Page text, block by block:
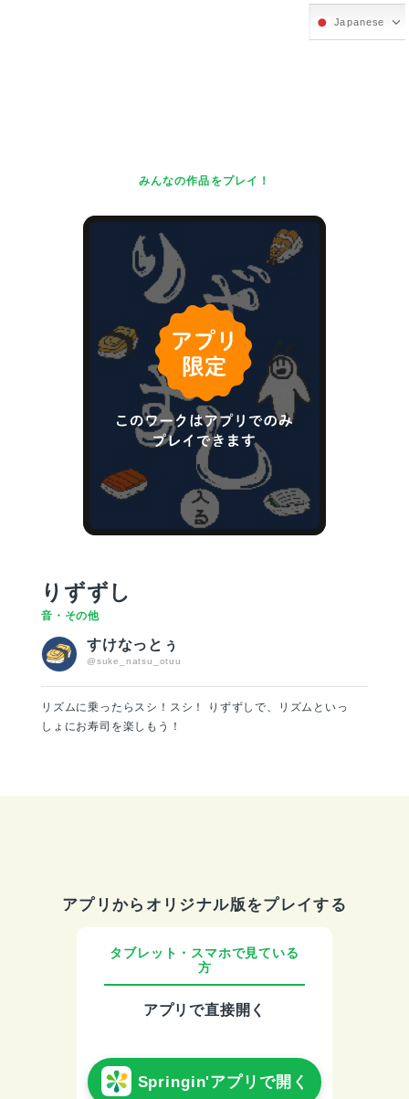
Japanese
みんなの作品をプレイ！
りずずし
音・その他
すけなっとぅ
@suke_natsu_otuu
リズムに乗ったらスシ！スシ！ りずずしで、リズムといっ
しょにお寿司を楽しもう！
アプリからオリジナル版をプレイする
タブレット・スマホで見ている
方
アプリで直接開く
Springin'アプリで開く